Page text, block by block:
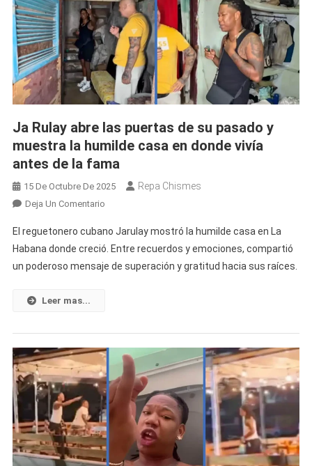
Ja Rulay abre las puertas de su pasado y
muestra la humilde casa en donde vivía
antes de la fama
15 De Octubre De 2025 Repa Chismes
Deja Un ComentarioEn
Rulay
Abre
Las
Pasado
Y
Muestra
La
Humilde
Casa
En
Donde
Vivía
El reguetonero cubano Jarulay mostró la humilde casa en La
Habana donde creció. Entre recuerdos y emociones, compartió
un poderoso mensaje de superación y gratitud hacia sus raíces.
Leer mas...